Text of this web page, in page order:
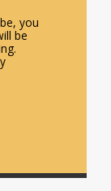
you
be